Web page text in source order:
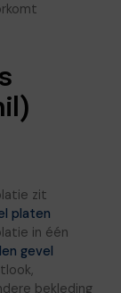
zit
platen
in één
gevel
bekleding